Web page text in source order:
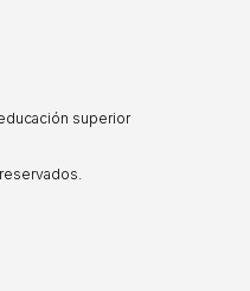
superior